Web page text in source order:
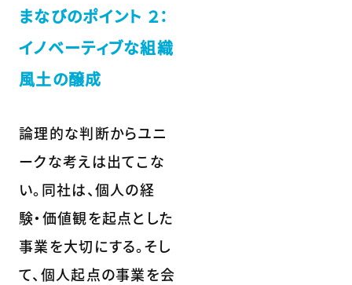
まなびのポイント ２：
イノベーティブな組織
風土の醸成
論理的な判断からユニ
ークな考えは出てこな
い。同社は、個人の経
験・価値観を起点とした
事業を大切にする。そし
て、個人起点の事業を会